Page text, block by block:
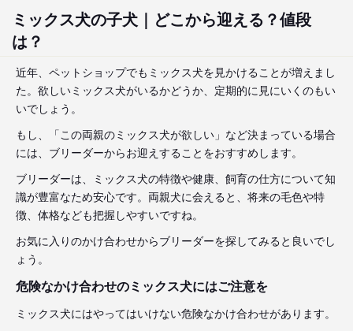
ミックス犬の子犬｜どこから迎える？値段
は？
近年、ペットショップでもミックス犬を見かけることが増えまし
た。欲しいミックス犬がいるかどうか、定期的に見にいくのもい
いでしょう。
もし、「この両親のミックス犬が欲しい」など決まっている場合
には、ブリーダーからお迎えすることをおすすめします。
ブリーダーは、ミックス犬の特徴や健康、飼育の仕方について知
識が豊富なため安心です。両親犬に会えると、将来の毛色や特
徴、体格なども把握しやすいですね。
お気に入りのかけ合わせからブリーダーを探してみると良いでし
ょう。
危険なかけ合わせのミックス犬にはご注意を
ミックス犬にはやってはいけない危険なかけ合わせがあります。